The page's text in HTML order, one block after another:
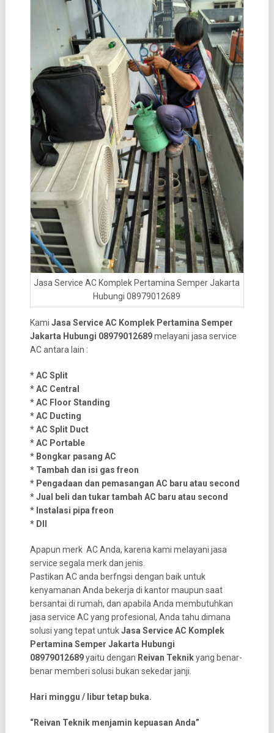
Jasa Service AC Komplek Pertamina Semper Jakarta
Hubungi 08979012689
Kami Jasa Service AC Komplek Pertamina Semper
Jakarta Hubungi 08979012689melayani jasa service
AC antara lain :
* AC Split
* AC Central
* AC Floor Standing
* AC Ducting
* AC Split Duct
* AC Portable
* Bongkar pasang AC
* Tambah dan isi gas freon
* Pengadaan dan pemasangan AC baru atau second
* Jual beli dan tukar tambah AC baru atau second
* Instalasi pipa freon
* Dll
Apapun merk AC Anda, karena kami melayani jasa
service segala merk dan jenis.
Pastikan AC anda berfngsi dengan baik untuk
kenyamanan Anda bekerja di kantor maupun saat
bersantai di rumah, dan apabila Anda membutuhkan
jasa service AC yang profesional, Anda tahu dimana
solusi yang tepat untukJasa Service AC Komplek
Pertamina Semper Jakarta Hubungi
08979012689yaitu dengan Reivan Teknikyang benar-
benar memberi solusi bukan sekedar janji.
Hari minggu / libur tetap buka.
“Reivan Teknik menjamin kepuasan Anda”